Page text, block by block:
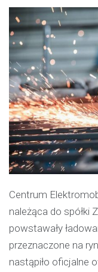
Centrum
należąca do spółki
powstawały
przeznaczone na
nastąpiło oficjalne